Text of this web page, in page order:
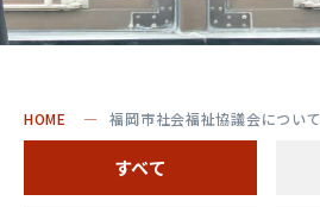
HOME 福岡市社会福祉協議会について
すべて